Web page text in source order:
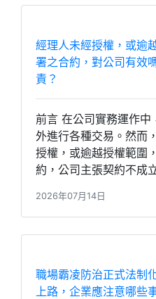
經理人未經授權，或逾
署之合約，對公司有效
責？
前言 在公司實務運作中
外進行各種交易。然而
授權，或逾越授權範圍
約，公司主張契約不成
2026年07月14日
職場霸凌防治正式法制
上路，企業應注意哪些